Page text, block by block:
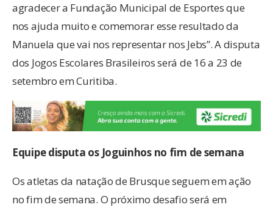
agradecer a Fundação Municipal de Esportes que
nos ajuda muito e comemorar esse resultado da
Manuela que vai nos representar nos Jebs”. A disputa
dos Jogos Escolares Brasileiros será de 16 a 23 de
setembro em Curitiba.
Equipe disputa os Joguinhos no fim de semana
Os atletas da natação de Brusque seguem em ação
no fim de semana. O próximo desafio será em